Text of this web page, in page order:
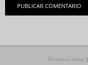
Designed using